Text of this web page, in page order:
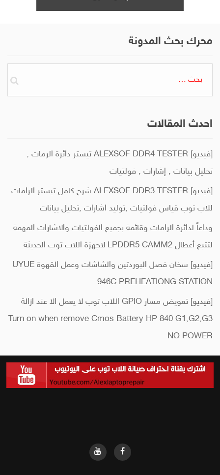
محرك بحث المدونة
احدث المقالات
[فيديو] ALEXSOF DDR4 TESTER تيستر دائرة الرمات ,
تحليل بيانات , إشارات , فولتيات
[فيديو] ALEXSOF DDR3 TESTER شرح كامل تيستر الرامات
للاب توب قياس فولتيات ,توليد اشارات ,تحليل بيانات
وداعاً لدائرة الرامات وقائمة بجميع الفولتيات والاشارات المهمة
لتتبع أعطال LPDDR5 CAMM2 لاجهزة اللاب توب الحديثة
[فيديو] سخان فصل البوردتين والشاشات وعمل القهوة UYUE
946C PREHEATIONG STATION
[فيديو] تعويض مسار GPIO اللاب توب لا يعمل الا عند ازالة
Turn on when remove Cmos Battery HP 840 G1,G2,G3
NO POWER